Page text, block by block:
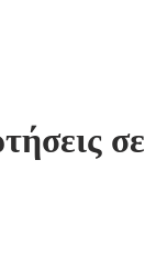
σε